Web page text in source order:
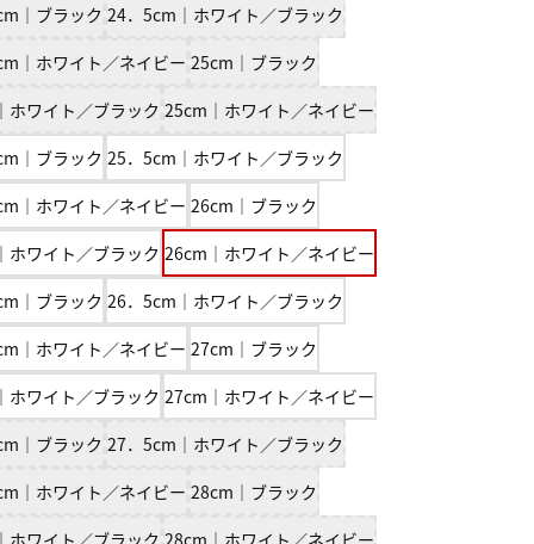
｜ブラック 24．5cm｜ホワイト／ブラック
｜ホワイト／ネイビー 25cm｜ブラック
ホワイト／ブラック 25cm｜ホワイト／ネイビー
｜ブラック 25．5cm｜ホワイト／ブラック
｜ホワイト／ネイビー 26cm｜ブラック
ホワイト／ブラック 26cm｜ホワイト／ネイビー
｜ブラック 26．5cm｜ホワイト／ブラック
｜ホワイト／ネイビー 27cm｜ブラック
ホワイト／ブラック 27cm｜ホワイト／ネイビー
｜ブラック 27．5cm｜ホワイト／ブラック
｜ホワイト／ネイビー 28cm｜ブラック
ホワイト／ブラック 28cm｜ホワイト／ネイビー